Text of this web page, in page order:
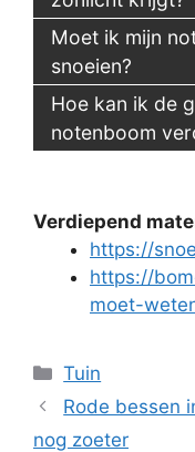
Moet ik mijn
snoeien?
Hoe kan ik de
notenboom
Verdiepend
https://
https://
moet-
Categorieën
Tuin
Rode bessen
nog zoeter